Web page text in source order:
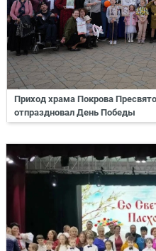
Приход храма Покрова
отпраздновал День Победы